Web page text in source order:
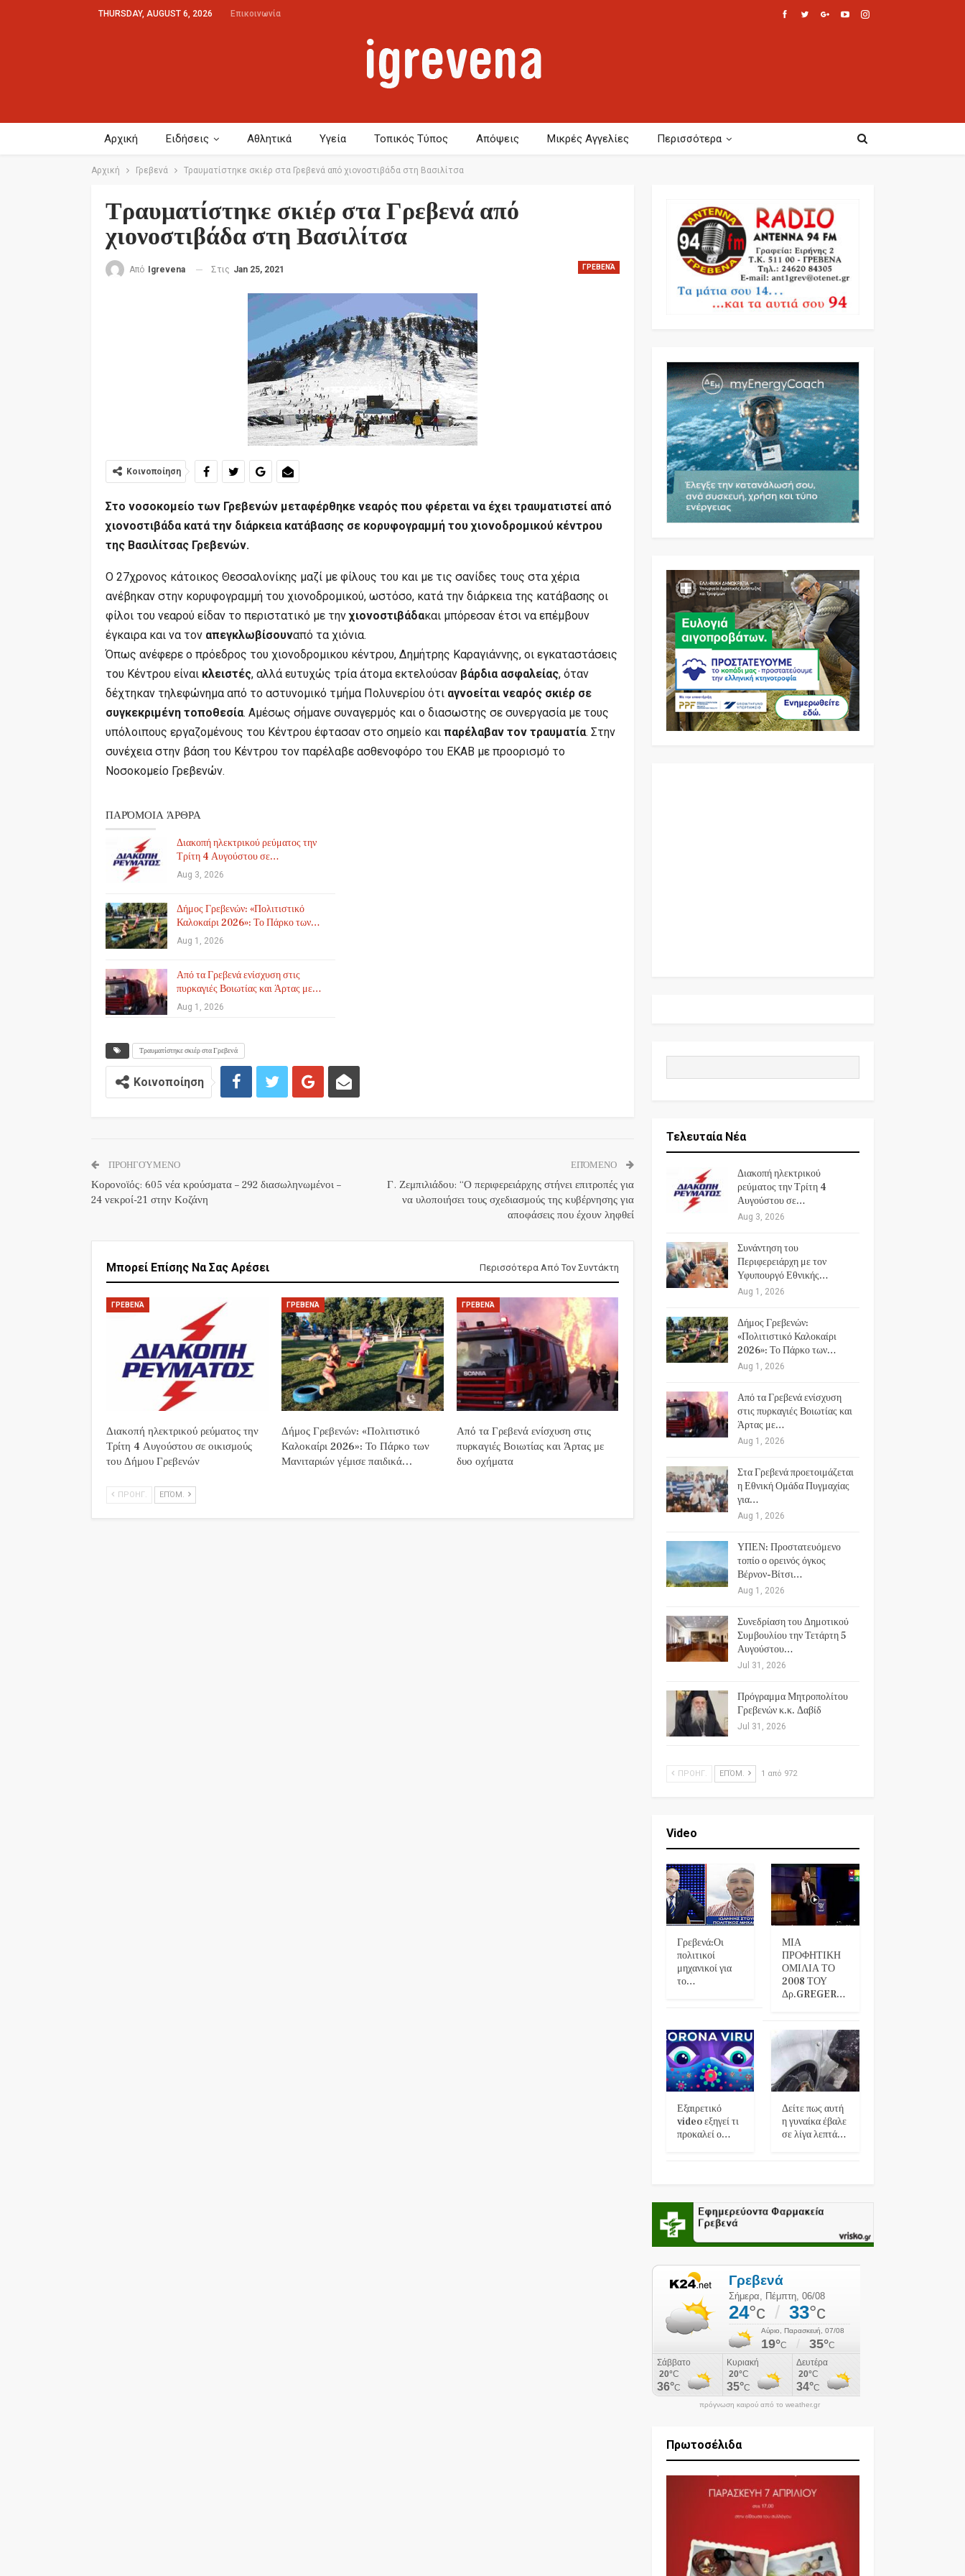
THURSDAY, AUGUST 6, 2026 Επικοινωνία
Αρχική Ειδήσεις Αθλητικά Υγεία Τοπικός Τύπος Απόψεις Μικρές Αγγελίες Περισσότερα
Αρχική Γρεβενά Τραυματίστηκε σκιέρ στα Γρεβενά από χιονοστιβάδα στη Βασιλίτσα
Τραυματίστηκε σκιέρ στα Γρεβενά από
χιονοστιβάδα στη Βασιλίτσα
ΓΡΕΒΕΝΆ
Από Igrevena Στις Jan 25, 2021
Κοινοποίηση
Στο νοσοκομείο των Γρεβενών μεταφέρθηκε νεαρός που φέρεται να έχει τραυματιστεί από
χιονοστιβάδα κατά την διάρκεια κατάβασης σε κορυφογραμμή του χιονοδρομικού κέντρου
της Βασιλίτσας Γρεβενών.
Ο 27χρονος κάτοικος Θεσσαλονίκης μαζί με φίλους του και με τις σανίδες τους στα χέρια
ανέβηκαν στην κορυφογραμμή του χιονοδρομικού, ωστόσο, κατά την διάρκεια της κατάβασης οι
φίλοι του νεαρού είδαν το περιστατικό με τηνχιονοστιβάδακαι μπόρεσαν έτσι να επέμβουν
έγκαιρα και να τον απεγκλωβίσουναπό τα χιόνια.
Όπως ανέφερε ο πρόεδρος του χιονοδρομικου κέντρου, Δημήτρης Καραγιάννης, οι εγκαταστάσεις
του Κέντρου είναι κλειστές, αλλά ευτυχώς τρία άτομα εκτελούσαν βάρδια ασφαλείας, όταν
δέχτηκαν τηλεφώνημα από το αστυνομικό τμήμα Πολυνερίου ότι αγνοείται νεαρός σκιέρ σε
συγκεκριμένη τοποθεσία. Αμέσως σήμανε συναγερμός και ο διασωστης σε συνεργασία με τους
υπόλοιπους εργαζομένους του Κέντρου έφτασαν στο σημείο και παρέλαβαν τον τραυματία. Στην
συνέχεια στην βάση του Κέντρου τον παρέλαβε ασθενοφόρο του ΕΚΑΒ με προορισμό το
Νοσοκομείο Γρεβενών.
ΠΑΡΌΜΟΙΑ ΆΡΘΡΑ
Διακοπή ηλεκτρικού ρεύματος την
Τρίτη 4 Αυγούστου σε…
Aug 3, 2026
Δήμος Γρεβενών: «Πολιτιστικό
Καλοκαίρι 2026»: Το Πάρκο των…
Aug 1, 2026
Από τα Γρεβενά ενίσχυση στις
πυρκαγιές Βοιωτίας και Άρτας με…
Aug 1, 2026
Τραυματίστηκε σκιέρ στα Γρεβενά
Κοινοποίηση
ΠΡΟΗΓΟΎΜΕΝΟ
Κορονοϊός: 605 νέα κρούσματα – 292 διασωληνωμένοι –
24 νεκροί-21 στην Κοζάνη
ΕΠΌΜΕΝΟ
Γ. Ζεμπιλιάδου: “Ο περιφερειάρχης στήνει επιτροπές για
να υλοποιήσει τους σχεδιασμούς της κυβέρνησης για
αποφάσεις που έχουν ληφθεί
Μπορεί Επίσης Να Σας Αρέσει Περισσότερα Από Τον Συντάκτη
ΓΡΕΒΕΝΆ
Διακοπή ηλεκτρικού ρεύματος την
Τρίτη 4 Αυγούστου σε οικισμούς
του Δήμου Γρεβενών
ΓΡΕΒΕΝΆ
Δήμος Γρεβενών: «Πολιτιστικό
Καλοκαίρι 2026»: Το Πάρκο των
Μανιταριών γέμισε παιδικά…
ΓΡΕΒΕΝΆ
Από τα Γρεβενά ενίσχυση στις
πυρκαγιές Βοιωτίας και Άρτας με
δυο οχήματα
ΠΡΟΗΓ. ΕΠΌΜ.
Τελευταία Νέα
Διακοπή ηλεκτρικού
ρεύματος την Τρίτη 4
Αυγούστου σε…
Aug 3, 2026
Συνάντηση του
Περιφερειάρχη με τον
Υφυπουργό Εθνικής…
Aug 1, 2026
Δήμος Γρεβενών:
«Πολιτιστικό Καλοκαίρι
2026»: Το Πάρκο των…
Aug 1, 2026
Από τα Γρεβενά ενίσχυση
στις πυρκαγιές Βοιωτίας και
Άρτας με…
Aug 1, 2026
Στα Γρεβενά προετοιμάζεται
η Εθνική Ομάδα Πυγμαχίας
για…
Aug 1, 2026
ΥΠΕΝ: Προστατευόμενο
τοπίο ο ορεινός όγκος
Βέρνον-Βίτσι…
Aug 1, 2026
Συνεδρίαση του Δημοτικού
Συμβουλίου την Τετάρτη 5
Αυγούστου…
Jul 31, 2026
Πρόγραμμα Μητροπολίτου
Γρεβενών κ.κ. Δαβίδ
Jul 31, 2026
ΠΡΟΗΓ. ΕΠΌΜ. 1 από 972
Video
Γρεβενά:Οι
πολιτικοί
μηχανικοί για
το…
ΜΙΑ
ΠΡΟΦΗΤΙΚΗ
ΟΜΙΛΙΑ ΤΟ
2008 ΤΟΥ
Δρ.GREGER…
Εξαιρετικό
video εξηγεί τι
προκαλεί ο…
Δείτε πως αυτή
η γυναίκα έβαλε
σε λίγα λεπτά…
πρόγνωση καιρού από το weather.gr
Πρωτοσέλιδα